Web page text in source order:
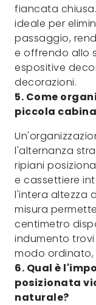
fiancata
ideale per
passaggio,
e offrendo allo
espositive
decorazioni.
5. Come
piccola
l'alternanza
ripiani
e cassettiere
l'intera altezza
misura
centimetro
indumento
modo ordinato,
6. Qual è
posizionata
naturale?